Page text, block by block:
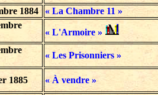
1884
« La Chambre 11 »
« L'Armoire »
« Les Prisonniers »
1885
« À vendre »